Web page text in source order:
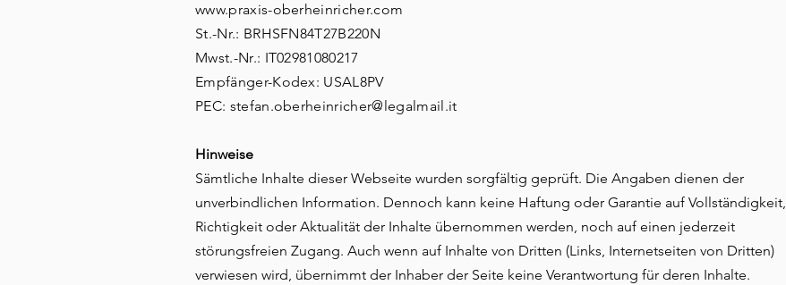
www.praxis-oberheinricher.com
St.-Nr.: BRHSFN84T27B220N
Mwst.-Nr.: IT02981080217
Empfänger-Kodex: USAL8PV
PEC: stefan.oberheinricher@legalmail.it
Hinweise
Sämtliche Inhalte dieser Webseite wurden sorgfältig geprüft. Die Angaben dienen der
unverbindlichen Information. Dennoch kann keine Haftung oder Garantie auf Vollständigkeit,
Richtigkeit oder Aktualität der Inhalte übernommen werden, noch auf einen jederzeit
störungsfreien Zugang. Auch wenn auf Inhalte von Dritten (Links, Internetseiten von Dritten)
verwiesen wird, übernimmt der Inhaber der Seite keine Verantwortung für deren Inhalte.